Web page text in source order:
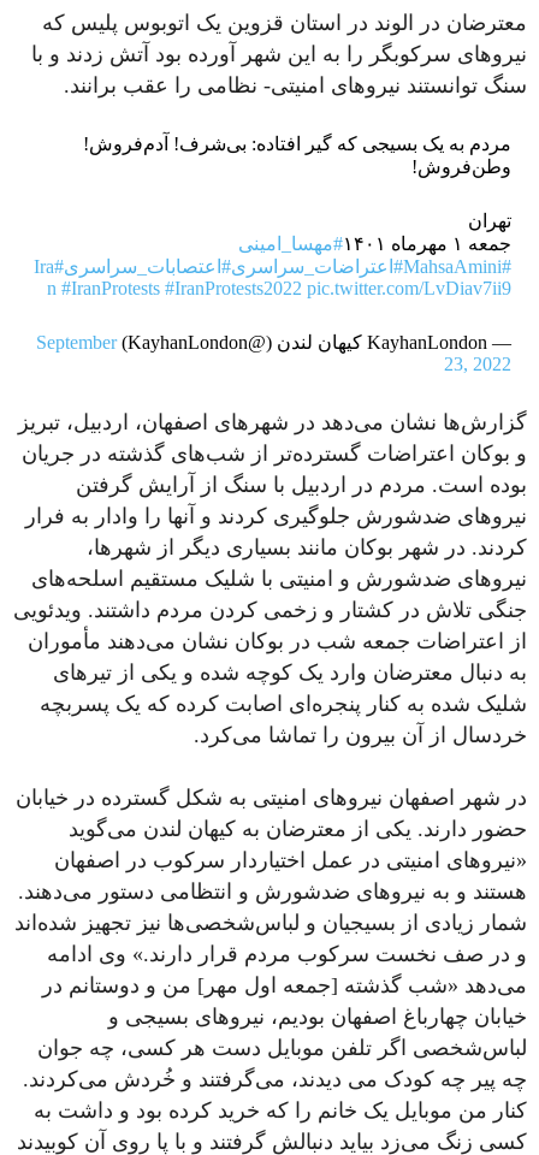
معترضان در الوند در استان قزوین یک اتوبوس پلیس که
نیروهای سرکوبگر را به این شهر آورده بود آتش زدند و با
سنگ توانستند نیروهای امنیتی- نظامی را عقب برانند.
مردم به یک بسیجی که گیر افتاده: بی‌شرف! آدم‌فروش!
وطن‌فروش!
تهران
جمعه ۱ مهرماه ۱۴۰۱
#مهسا_امینی
#MahsaAmini
#اعتراضات_سراسری#اعتصابات_سراسری #Ira
n #IranProtests #IranProtests2022 pic.twitter.com/LvDiav7ii9
— KayhanLondon کیهان لندن (@KayhanLondon)
September
23, 2022
گزارش‌ها نشان می‌دهد در شهرهای اصفهان، اردبیل، تبریز
و بوکان اعتراضات گسترده‌تر از شب‌های گذشته در جریان
بوده است. مردم در اردبیل با سنگ از آرایش گرفتن
نیروهای ضدشورش جلوگیری کردند و آنها را وادار به فرار
کردند. در شهر بوکان مانند بسیاری دیگر از شهرها،
نیروهای ضدشورش و امنیتی با شلیک مستقیم اسلحه‌های
جنگی تلاش در کشتار و زخمی کردن مردم داشتند. ویدئویی
از اعتراضات جمعه شب در بوکان نشان می‌دهند مأموران
به دنبال معترضان وارد یک کوچه شده و یکی از تیرهای
شلیک شده به کنار پنجره‌ای اصابت کرده که یک پسربچه
خردسال از آن بیرون را تماشا می‌کرد.
در شهر اصفهان نیروهای امنیتی به شکل گسترده در خیابان
حضور دارند. یکی از معترضان به کیهان لندن می‌گوید
«نیروهای امنیتی در عمل اختیاردار سرکوب در اصفهان
هستند و به نیروهای ضدشورش و انتظامی دستور می‌دهند.
شمار زیادی از بسیجیان و لباس‌شخصی‌ها نیز تجهیز شده‌اند
و در صف نخست سرکوب مردم قرار دارند.» وی ادامه
می‌دهد «شب گذشته [جمعه اول مهر] من و دوستانم در
خیابان چهارباغ اصفهان بودیم، نیروهای بسیجی و
لباس‌شخصی اگر تلفن موبایل دست هر کسی، چه جوان
چه پیر چه کودک می دیدند، می‌گرفتند و خُردش می‌کردند.
کنار من موبایل یک خانم را که خرید کرده بود و داشت به
کسی زنگ می‌زد بیاید دنبالش گرفتند و با پا روی آن کوبیدند